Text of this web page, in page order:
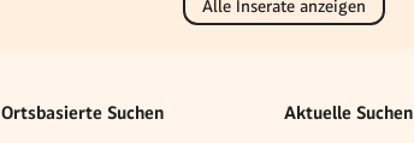
Alle Inserate anzeigen
Ortsbasierte Suchen Aktuelle Suchen